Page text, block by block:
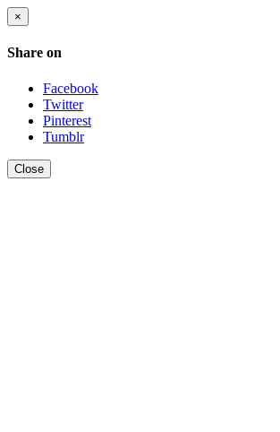
×
Share on
Facebook
Twitter
Pinterest
Tumblr
Close